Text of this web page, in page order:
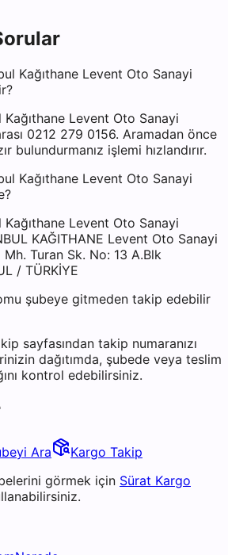
Kağıthane Levent Oto Sanayi
Levent Oto Sanayi
0212 279 0156. Aramadan önce
bulundurmanız işlemi hızlandırır.
Kağıthane Levent Oto Sanayi
Levent Oto Sanayi
KAĞITHANE Levent Oto Sanayi
Turan Sk. No: 13 A.Blk
/ TÜRKİYE
şubeye gitmeden takip edebilir
sayfasından takip numaranızı
dağıtımda, şubede veya teslim
kontrol edebilirsiniz.
Ara
Kargo Takip
görmek için Sürat Kargo